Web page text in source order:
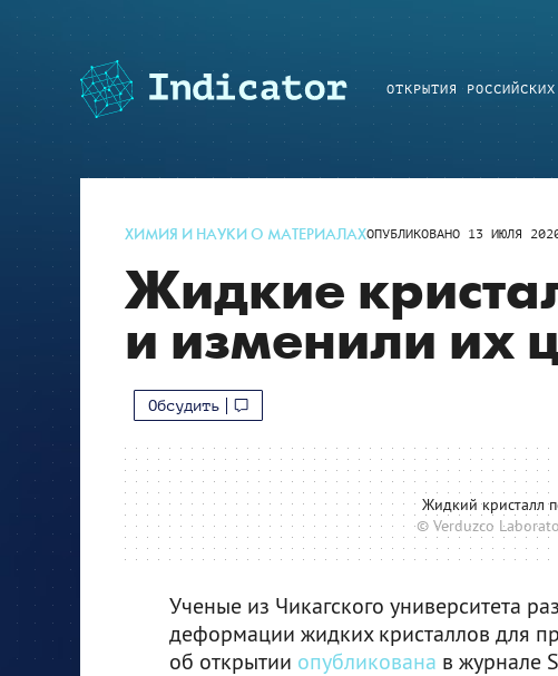
ОТКРЫТИЯ
ХИМИЯ И НАУКИ О МАТЕРИАЛАХОПУБЛИКОВАНО 13 ИЮЛЯ
Жидкие
и изменили их
Обсудить
Жидкий кристалл
© Verduzco
Ученые из Чикагского университета
деформации жидких кристаллов для
об открытии опубликована в журнале